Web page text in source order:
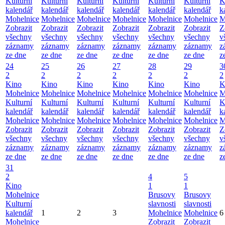
kalendář
Mohelnice
Zobrazit
všechny
záznamy
ze dne
kalendář
Mohelnice
Zobrazit
všechny
záznamy
ze dne
kalendář
Mohelnice
Zobrazit
všechny
záznamy
ze dne
kalendář
Mohelnice
Zobrazit
všechny
záznamy
ze dne
kalendář
Mohelnice
Zobrazit
všechny
záznamy
ze dne
kalendář
Mohelnice
Zobrazit
všechny
záznamy
ze dne
24
2
Kino
Mohelnice
Kulturní
kalendář
Mohelnice
Zobrazit
všechny
záznamy
ze dne
25
2
Kino
Mohelnice
Kulturní
kalendář
Mohelnice
Zobrazit
všechny
záznamy
ze dne
26
2
Kino
Mohelnice
Kulturní
kalendář
Mohelnice
Zobrazit
všechny
záznamy
ze dne
27
2
Kino
Mohelnice
Kulturní
kalendář
Mohelnice
Zobrazit
všechny
záznamy
ze dne
28
2
Kino
Mohelnice
Kulturní
kalendář
Mohelnice
Zobrazit
všechny
záznamy
ze dne
29
2
Kino
Mohelnice
Kulturní
kalendář
Mohelnice
Zobrazit
všechny
záznamy
ze dne
2
31
2
Kino
Mohelnice
Kulturní
kalendář
Mohelnice
1 2 3
4
1
Brusovy
slavnosti
Mohelnice
Zobrazit
5
1
Brusovy
slavnosti
Mohelnice
Zobrazit
6